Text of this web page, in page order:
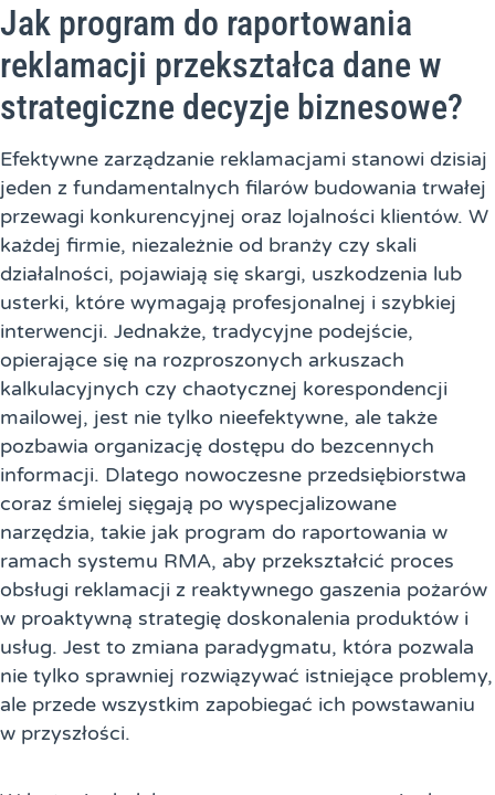
Jak program do raportowania
reklamacji przekształca dane w
strategiczne decyzje biznesowe?
Efektywne zarządzanie reklamacjami stanowi dzisiaj
jeden z fundamentalnych filarów budowania trwałej
przewagi konkurencyjnej oraz lojalności klientów. W
każdej firmie, niezależnie od branży czy skali
działalności, pojawiają się skargi, uszkodzenia lub
usterki, które wymagają profesjonalnej i szybkiej
interwencji. Jednakże, tradycyjne podejście,
opierające się na rozproszonych arkuszach
kalkulacyjnych czy chaotycznej korespondencji
mailowej, jest nie tylko nieefektywne, ale także
pozbawia organizację dostępu do bezcennych
informacji. Dlatego nowoczesne przedsiębiorstwa
coraz śmielej sięgają po wyspecjalizowane
narzędzia, takie jak program do raportowania w
ramach systemu RMA, aby przekształcić proces
obsługi reklamacji z reaktywnego gaszenia pożarów
w proaktywną strategię doskonalenia produktów i
usług. Jest to zmiana paradygmatu, która pozwala
nie tylko sprawniej rozwiązywać istniejące problemy,
ale przede wszystkim zapobiegać ich powstawaniu
w przyszłości.